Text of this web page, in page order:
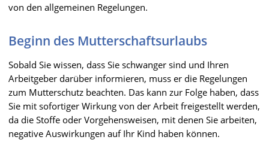
von den allgemeinen Regelungen.
Beginn des Mutterschaftsurlaubs
Sobald Sie wissen, dass Sie schwanger sind und Ihren
Arbeitgeber darüber informieren, muss er die Regelungen
zum Mutterschutz beachten. Das kann zur Folge haben, dass
Sie mit sofortiger Wirkung von der Arbeit freigestellt werden,
da die Stoffe oder Vorgehensweisen, mit denen Sie arbeiten,
negative Auswirkungen auf Ihr Kind haben können.